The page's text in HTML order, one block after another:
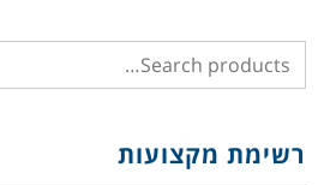
רשימת מקצועות